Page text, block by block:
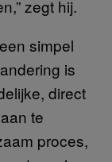
zegt hij.
simpel
is
direct
te
proces,